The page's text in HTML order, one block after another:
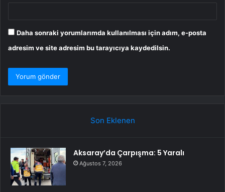
Daha sonraki yorumlarımda kullanılması için adım, e-posta
adresim ve site adresim bu tarayıcıya kaydedilsin.
Son Eklenen
Aksaray’da Çarpışma: 5 Yaralı
Ağustos 7, 2026